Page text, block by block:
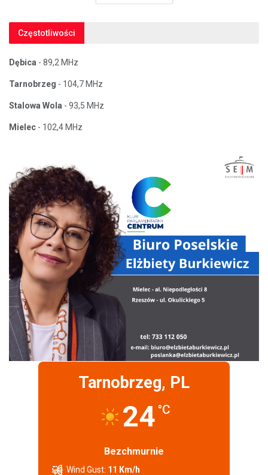
Częstotliwości
Dębica - 89,2 MHz
Tarnobrzeg - 104,7 MHz
Stalowa Wola - 93,5 MHz
Mielec - 102,4 MHz
Tarnobrzeg, PL
24 °C
Bezchmurnie
Wind Gust: 11 Km/h